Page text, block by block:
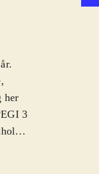
her
3